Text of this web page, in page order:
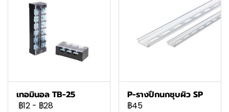
เทอมินอล TB-25
฿12 - ฿28
P-รางปีกนกชุบผิว SP
฿45